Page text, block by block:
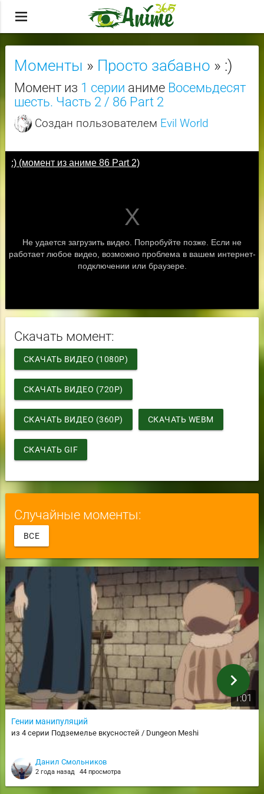
menu
Моменты » Просто забавно » :)
Момент из 1 серии аниме Восемьдесят
шесть. Часть 2 / 86 Part 2
Создан пользователем Evil World
Скачать момент:
СКАЧАТЬ ВИДЕО (1080P)
СКАЧАТЬ ВИДЕО (720P)
СКАЧАТЬ ВИДЕО (360P) СКАЧАТЬ WEBM
СКАЧАТЬ GIF
Случайные моменты:
ВСЕ
1:01
Гении манипуляций
из 4 серии Подземелье вкусностей / Dungeon Meshi
Данил Смольников
2 года назад 44 просмотра
chevron_right